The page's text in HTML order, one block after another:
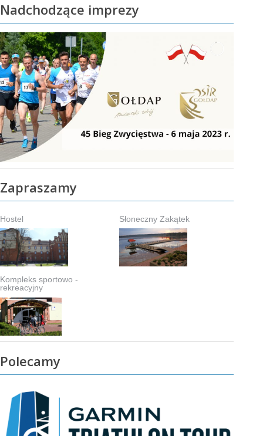
Nadchodzące imprezy
Zapraszamy
Hostel Słoneczny Zakątek
Kompleks sportowo -
rekreacyjny
Polecamy